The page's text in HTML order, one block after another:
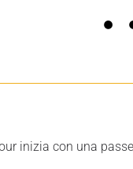
inizia con una